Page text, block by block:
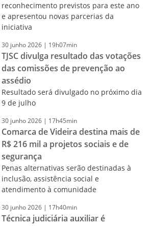
reconhecimento previstos para este ano
e apresentou novas parcerias da
iniciativa
30 junho2026 | 19h07min
TJSC divulga resultado das votações
das comissões de prevenção ao
assédio
Resultado será divulgado no próximo dia
9 de julho
30 junho2026 | 17h45min
Comarca de Videira destina mais de
R$ 216 mil a projetos sociais e de
segurança
Penas alternativas serão destinadas à
inclusão, assistência social e
atendimento à comunidade
30 junho2026 | 17h40min
Técnica judiciária auxiliar é